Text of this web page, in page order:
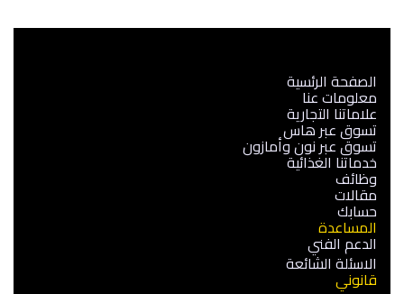
الصفحة الرئسية
معلومات عنا
علاماتنا التجارية
تسوق عبر هاس
تسوق عبر نون وأمازون
خدماتنا الغذائية
وظائف
مقالات
حسابك
المساعدة
الدعم الفني
الاسئلة الشائعة
قانوني